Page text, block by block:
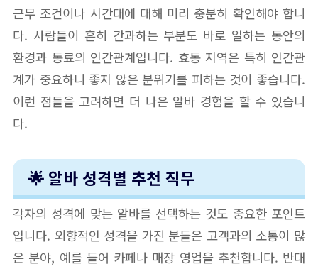
근무 조건이나 시간대에 대해 미리 충분히 확인해야 합니
다. 사람들이 흔히 간과하는 부분도 바로 일하는 동안의
환경과 동료의 인간관계입니다. 효동 지역은 특히 인간관
계가 중요하니 좋지 않은 분위기를 피하는 것이 좋습니다.
이런 점들을 고려하면 더 나은 알바 경험을 할 수 있습니
다.
🌟 알바 성격별 추천 직무
각자의 성격에 맞는 알바를 선택하는 것도 중요한 포인트
입니다. 외향적인 성격을 가진 분들은 고객과의 소통이 많
은 분야, 예를 들어 카페나 매장 영업을 추천합니다. 반대